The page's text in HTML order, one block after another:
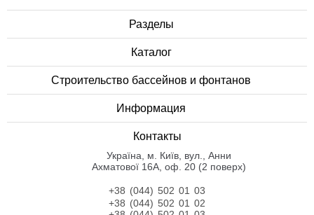
Разделы
Каталог
Строительство бассейнов и фонтанов
Информация
Контакты
Українa, м. Київ, вул., Анни
Ахматової 16А, оф. 20 (2 поверх)
+38 (044) 502 01 03
+38 (044) 502 01 02